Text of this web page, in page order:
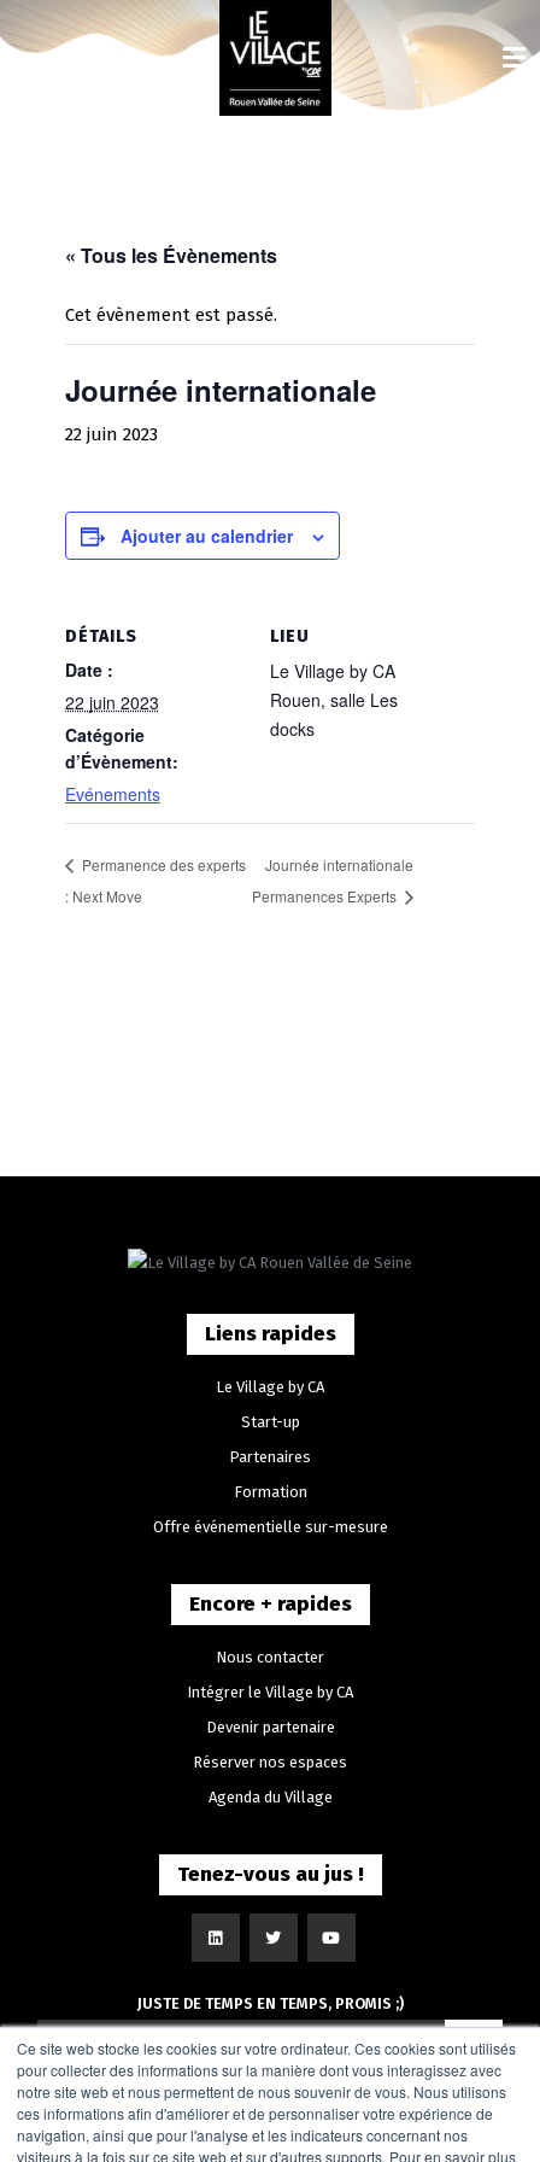
Ce site web stocke les cookies sur votre ordinateur. Ces cookies sont utilisés
pour collecter des informations sur la manière dont vous interagissez avec
notre site web et nous permettent de nous souvenir de vous. Nous utilisons
ces informations afin d'améliorer et de personnaliser votre expérience de
navigation, ainsi que pour l'analyse et les indicateurs concernant nos
visiteurs à la fois sur ce site web et sur d'autres supports. Pour en savoir plus
« Tous les Évènements
Cet évènement est passé.
Journée internationale
22 juin 2023
Ajouter au calendrier
DÉTAILS
Date :
22 juin 2023
Catégorie
d’Évènement:
Evénements
LIEU
Le Village by CA
Rouen, salle Les
docks
Permanence des experts
: Next Move
Journée internationale
Permanences Experts
Liens rapides
Le Village by CA
Start-up
Partenaires
Formation
Offre événementielle sur-mesure
Encore + rapides
Nous contacter
Intégrer le Village by CA
Devenir partenaire
Réserver nos espaces
Agenda du Village
Tenez-vous au jus !
JUSTE DE TEMPS EN TEMPS, PROMIS ;)